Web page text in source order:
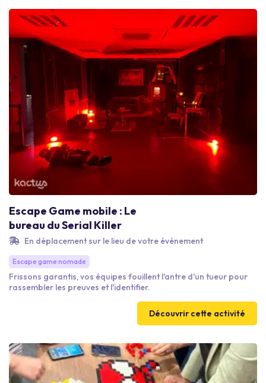
bandés, etc…Chaque défi est une nouvelle occasion de
s’impliquer.
Escape Game mobile : Le
bureau du Serial Killer
En déplacement sur le lieu de votre événement
Escape game nomade
Frissons garantis, vos équipes fouillent l'antre d'un tueur pour
rassembler les preuves et l'identifier.
Découvrir cette activité